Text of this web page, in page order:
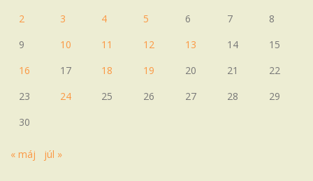
2
3 4 5 6 7
8
9
10 11 12 13 14
15
16
17 18 19 20 21
22
23
24 25 26 27 28
29
30
« máj júl »